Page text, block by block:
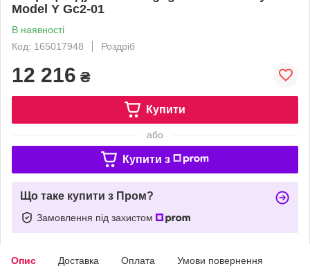
Model Y Gc2-01
В наявності
Код: 165017948
Роздріб
12 216 ₴
Купити
або
Купити з
Що таке купити з Пром?
Замовлення під захистом
Опис Доставка Оплата Умови повернення